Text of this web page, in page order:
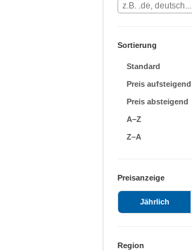
Sortierung
Standard
Preis aufsteigend
Preis absteigend
A–Z
Z–A
Preisanzeige
Jährlich
Region